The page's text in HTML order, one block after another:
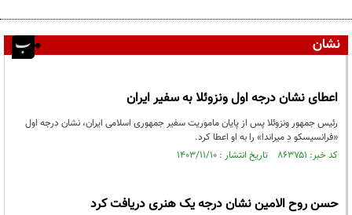
نشان
اعطای نشان درجه اول ونزوئلا به سفیر ایران
رئیس جمهور ونزوئلا پس از پایان ماموریت سفیر جمهوری اسلامی ایران، نشان درجه اول
«فرانسیسکو دِ میراندا» را به او اعطا کرد.
کد خبر: ۸۶۳۷۵۱ تاریخ انتشار : ۱۴۰۳/۱۱/۱۰
حسن روح الامین نشان درجه یک هنری دریافت کرد